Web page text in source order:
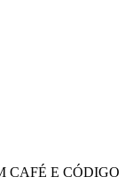
CAFÉ E CÓDIGO